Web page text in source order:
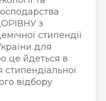
з
стипендії
для
це йдеться в
стипендіальної
відбору